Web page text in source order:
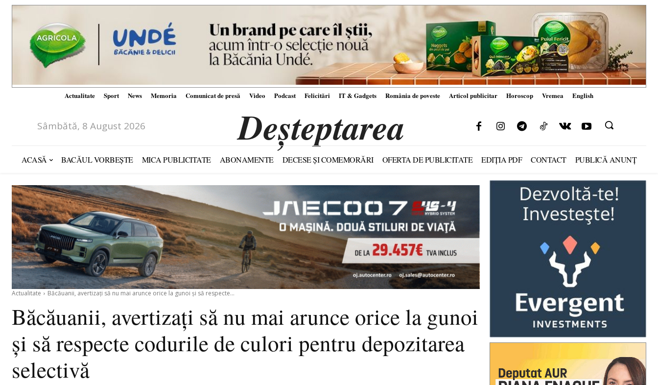
Actualitate Sport News Memoria Comunicat de presă Video Podcast Felicitări IT & Gadgets România de poveste Articol publicitar Horoscop Vremea English
Sâmbătă, 8 August 2026 Deșteptarea
ACASĂ BACĂUL VORBEȘTE MICA PUBLICITATE ABONAMENTE DECESE ȘI COMEMORĂRI OFERTA DE PUBLICITATE EDIȚIA PDF CONTACT PUBLICĂ ANUNȚ
Actualitate Băcăuanii, avertizați să nu mai arunce orice la gunoi și să respecte...
Băcăuanii, avertizați să nu mai arunce orice la gunoi
și să respecte codurile de culori pentru depozitarea
selectivă